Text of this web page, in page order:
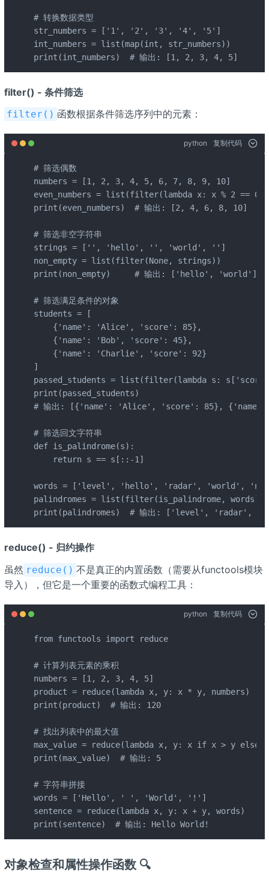
# 转换数据类型
str_numbers = ['1', '2', '3', '4', '5']
int_numbers = list(map(int, str_numbers))
print(int_numbers)  # 输出: [1, 2, 3, 4, 5]
filter() - 条件筛选
filter() 函数根据条件筛选序列中的元素：
python 复制代码
# 筛选偶数
numbers = [1, 2, 3, 4, 5, 6, 7, 8, 9, 10]
even_numbers = list(filter(lambda x: x % 2 == 0,
print(even_numbers)  # 输出: [2, 4, 6, 8, 10]
# 筛选非空字符串
strings = ['', 'hello', '', 'world', '']
non_empty = list(filter(None, strings))
print(non_empty)     # 输出: ['hello', 'world']
# 筛选满足条件的对象
students = [
    {'name': 'Alice', 'score': 85},
    {'name': 'Bob', 'score': 45},
    {'name': 'Charlie', 'score': 92}
]
passed_students = list(filter(lambda s:
print(passed_students)
# 输出: [{'name': 'Alice', 'score': 85},
# 筛选回文字符串
def is_palindrome(s):
    return s == s[::-1]
words = ['level', 'hello', 'radar', 'world',
palindromes = list(filter(is_palindrome, words))
print(palindromes)  # 输出: ['level', 'radar',
reduce() - 归约操作
虽然 reduce() 不是真正的内置函数（需要从functools模块
导入），但它是一个重要的函数式编程工具：
python 复制代码
from functools import reduce
# 计算列表元素的乘积
numbers = [1, 2, 3, 4, 5]
product = reduce(lambda x, y: x * y, numbers)
print(product)  # 输出: 120
# 找出列表中的最大值
max_value = reduce(lambda x, y: x if x > y else
print(max_value)  # 输出: 5
# 字符串拼接
words = ['Hello', ' ', 'World', '!']
sentence = reduce(lambda x, y: x + y, words)
print(sentence)  # 输出: Hello World!
对象检查和属性操作函数 🔍